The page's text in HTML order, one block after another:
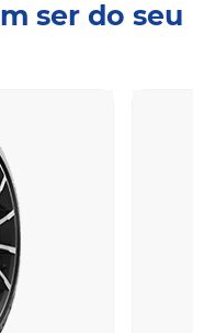
ser do seu